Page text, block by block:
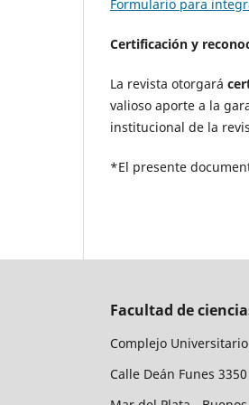
Formulario para
Certificación y
La revista otorgará
valioso aporte a la
institucional de la
*El presente
Facultad de
Complejo
Calle Deán Funes